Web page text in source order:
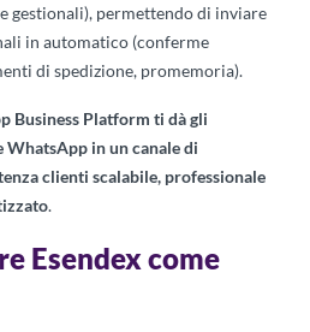
gestionali), permettendo di inviare
in automatico (conferme
di spedizione, promemoria).
Business Platform ti dà gli
in un canale di
clienti scalabile, professionale
.
Esendex come